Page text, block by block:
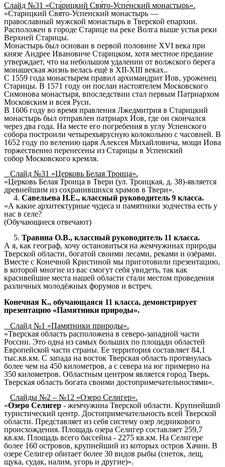
Слайд №31 «Ста́рицкий Свя́то-Успе́нский монастырь».
«Ста́рицкий Свя́то-Успе́нский монастырь —
православный мужской монастырь в Тверской епархии.
Расположен в городе Старице на реке Волга выше устья реки
Верхней Старицы.
Монастырь был основан в первой половине XVI века при
князе Андрее Ивановиче Старицком, хотя местное предание
утверждает, что на небольшом удалении от волжского берега
монашеская жизнь велась ещё в XII-XIII веках..
С 1559 года монастырем правил архимандрит Иов, уроженец
Старицы. В 1571 году он послан настоятелем Московского
Симонова монастыря, впоследствии стал первым Патриархом
Московским и всея Руси.
В 1606 году во время правления Лжедмитрия в Старицкий
монастырь был отправлен патриарх Иов, где он скончался
через два года. На месте его погребения в углу Успенского
собора построили четырехъярусную колокольню с часовней. В
1652 году по велению царя Алексея Михайловича, мощи Иова
торжественно перенесены из Старицы в Успенский
собор Московского кремля.
Слайд №31 «Церковь Белая Троица».
«Церковь Белая Троица в Твери (ул. Троицкая, д. 38)-является
древнейшим из сохранившихся храмов в Твери».
Савельева Н.Е., классный руководитель 9 класса.
«А какие архитектурные чудеса и памятники зодчества есть у
нас в селе?
(Обучающиеся отвечают)
Травина О.В., классный руководитель 11 класса.
А я, как географ, хочу остановиться на жемчужинах природы
Тверской области, богатой своими лесами, реками и озёрами.
Вместе с Конечной Кристиной мы приготовили презентацию,
в которой многие из вас смогут себя увидеть, так как
красивейшие места нашей области стали местом проведения
различных молодёжных форумов и встреч.
Конечная К., обучающаяся 11 класса, демонстрирует
презентацию «Памятники природы».
Слайд №1 «Памятники природы».
«Тверская область расположена в северо-западной части
России. Это одна из самых больших по площади областей
Европейской части страны. Ее территория составляет 84,1
тыс.кв.км. С запада на восток Тверская область протянулась
более чем на 450 километров, а с севера на юг примерно на
350 километров. Областным центром является город Тверь.
Тверская область богата своими достопримечательностями».
Слайды №2 – №12 «Озеро Селигер».
«Озеро Селигер - жемчужина Тверской области. Крупнейший
туристический центр. Достопримечательность всей Тверской
области. Представляет из себя систему озер ледникового
происхождения. Площадь озера Селигер составляет 259,7
кв.км. Площадь всего бассейна - 2275 кв.км. На Селигере
более 160 островов, крупнейший из которых остров Хачин. В
озере Селигер обитает более 30 видов рыбы (снеток, лещ,
щука, судак, налим, угорь и другие)».